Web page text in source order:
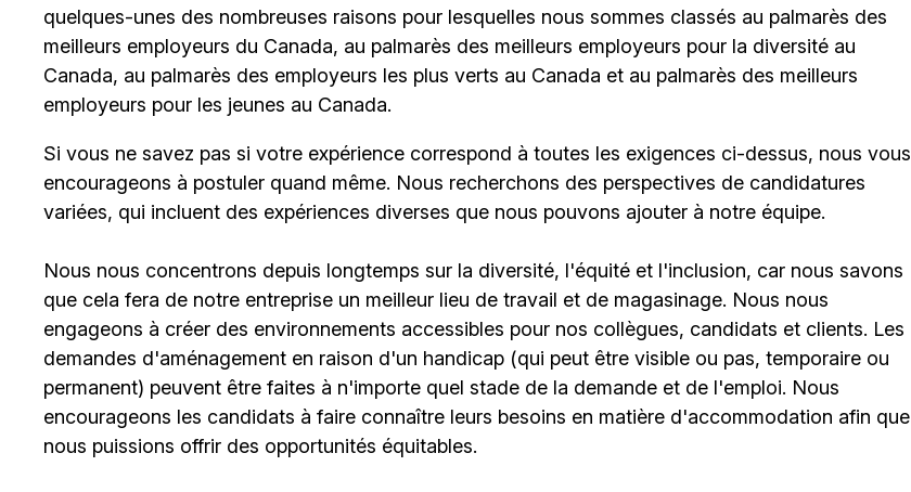
quelques-unes des nombreuses raisons pour lesquelles nous sommes classés au palmarès des
meilleurs employeurs du Canada, au palmarès des meilleurs employeurs pour la diversité au
Canada, au palmarès des employeurs les plus verts au Canada et au palmarès des meilleurs
employeurs pour les jeunes au Canada.
Si vous ne savez pas si votre expérience correspond à toutes les exigences ci-dessus, nous vous
encourageons à postuler quand même. Nous recherchons des perspectives de candidatures
variées, qui incluent des expériences diverses que nous pouvons ajouter à notre équipe.
Nous nous concentrons depuis longtemps sur la diversité, l'équité et l'inclusion, car nous savons
que cela fera de notre entreprise un meilleur lieu de travail et de magasinage. Nous nous
engageons à créer des environnements accessibles pour nos collègues, candidats et clients. Les
demandes d'aménagement en raison d'un handicap (qui peut être visible ou pas, temporaire ou
permanent) peuvent être faites à n'importe quel stade de la demande et de l'emploi. Nous
encourageons les candidats à faire connaître leurs besoins en matière d'accommodation afin que
nous puissions offrir des opportunités équitables.